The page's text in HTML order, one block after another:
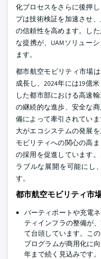
化プロセスをさらに後押
プは技術検証を加速させ
の信頼性を高めます。し
な提携が、UAMソリュー
ます。
都市航空モビリティ市場
成長し、2024年には19億
した都市部における高速
の継続的な進歩、安全な
備によって牽引されてい
大がエコシステムの発展
モビリティへの関心の高
の採用を促進しています
ラブルな展開を可能にし
す。
都市航空モビリティ市
バーティポートや充電
ティインフラの整備が
て台頭しています。こ
プログラムが商用化に
年まで続く見込みです